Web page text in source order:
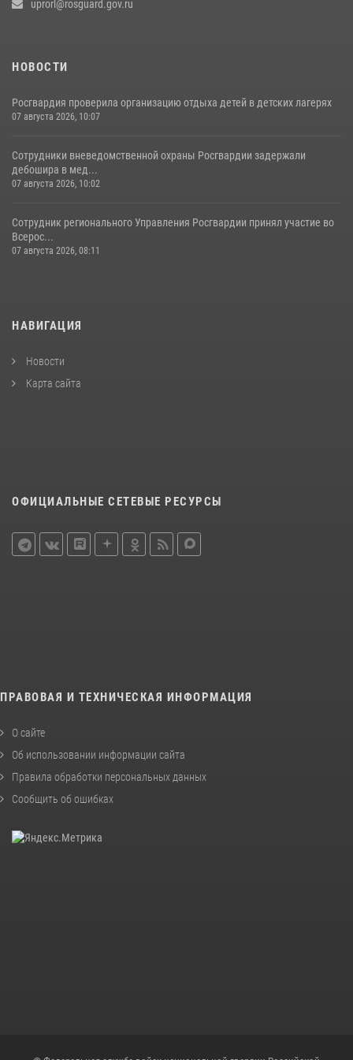
uprorl@rosguard.gov.ru
НОВОСТИ
Росгвардия проверила организацию отдыха детей в детских лагерях
07 августа 2026, 10:07
Сотрудники вневедомственной охраны Росгвардии задержали
дебошира в мед...
07 августа 2026, 10:02
Сотрудник регионального Управления Росгвардии принял участие во
Всерос...
07 августа 2026, 08:11
НАВИГАЦИЯ
Новости
Карта сайта
ОФИЦИАЛЬНЫЕ СЕТЕВЫЕ РЕСУРСЫ
ПРАВОВАЯ И ТЕХНИЧЕСКАЯ ИНФОРМАЦИЯ
О сайте
Об использовании информации сайта
Правила обработки персональных данных
Сообщить об ошибках